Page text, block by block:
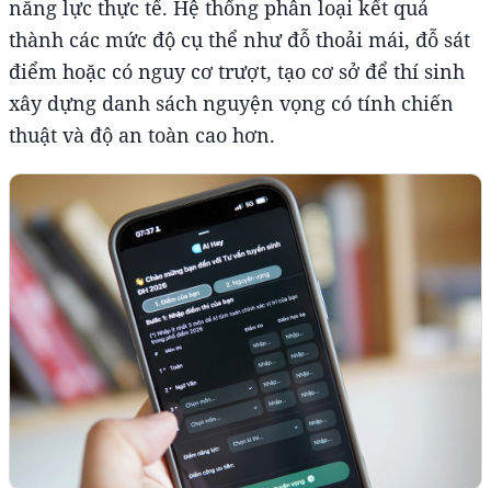
năng lực thực tế. Hệ thống phân loại kết quả
thành các mức độ cụ thể như đỗ thoải mái, đỗ sát
điểm hoặc có nguy cơ trượt, tạo cơ sở để thí sinh
xây dựng danh sách nguyện vọng có tính chiến
thuật và độ an toàn cao hơn.